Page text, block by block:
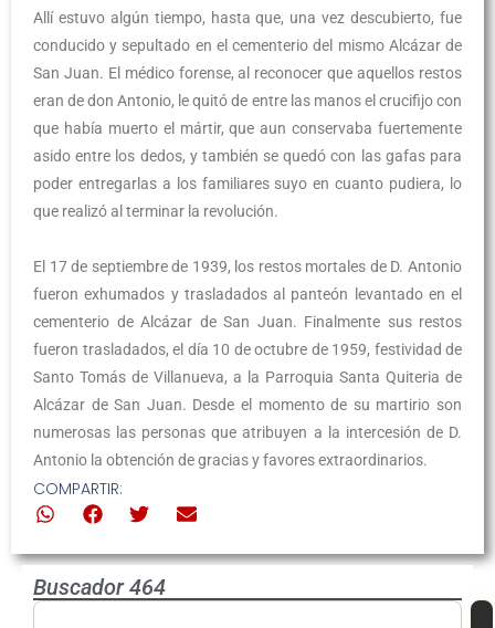
Allí estuvo algún tiempo, hasta que, una vez descubierto, fue
conducido y sepultado en el cementerio del mismo Alcázar de
San Juan. El médico forense, al reconocer que aquellos restos
eran de don Antonio, le quitó de entre las manos el crucifijo con
que había muerto el mártir, que aun conservaba fuertemente
asido entre los dedos, y también se quedó con las gafas para
poder entregarlas a los familiares suyo en cuanto pudiera, lo
que realizó al terminar la revolución.
El 17 de septiembre de 1939, los restos mortales de D. Antonio
fueron exhumados y trasladados al panteón levantado en el
cementerio de Alcázar de San Juan. Finalmente sus restos
fueron trasladados, el día 10 de octubre de 1959, festividad de
Santo Tomás de Villanueva, a la Parroquia Santa Quiteria de
Alcázar de San Juan. Desde el momento de su martirio son
numerosas las personas que atribuyen a la intercesión de D.
Antonio la obtención de gracias y favores extraordinarios.
COMPARTIR:
Buscador 464